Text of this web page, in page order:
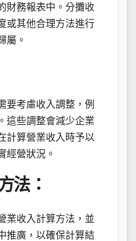
財務報表中。分攤收
或其他合理方法進行
屬。
要考慮收入調整，例
這些調整會減少企業
計算營業收入時予以
經營狀況。
法：
業收入計算方法，並
推廣，以確保計算結